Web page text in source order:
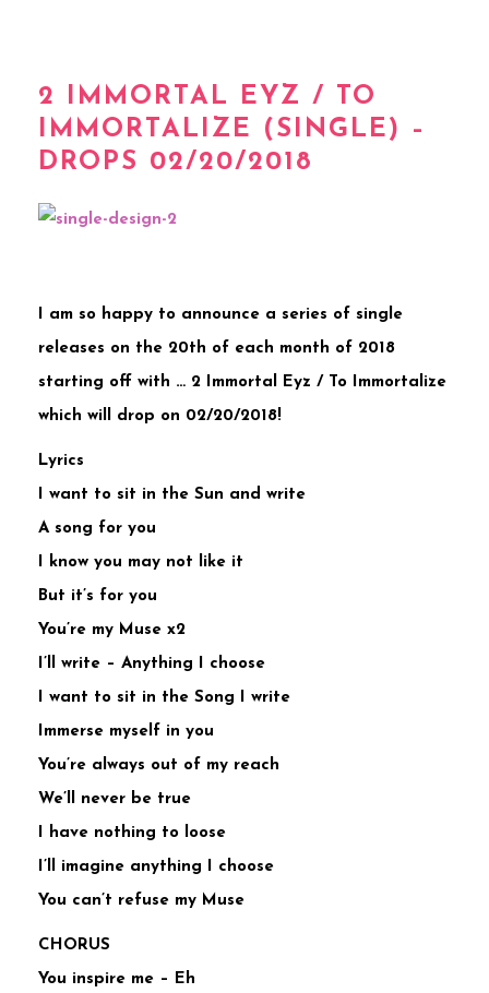
2 IMMORTAL EYZ / TO
IMMORTALIZE (SINGLE) –
DROPS 02/20/2018
I am so happy to announce a series of single
releases on the 20th of each month of 2018
starting off with … 2 Immortal Eyz / To Immortalize
which will drop on 02/20/2018!
Lyrics
I want to sit in the Sun and write
A song for you
I know you may not like it
But it’s for you
You’re my Muse x2
I’ll write – Anything I choose
I want to sit in the Song I write
Immerse myself in you
You’re always out of my reach
We’ll never be true
I have nothing to loose
I’ll imagine anything I choose
You can’t refuse my Muse
CHORUS
You inspire me – Eh